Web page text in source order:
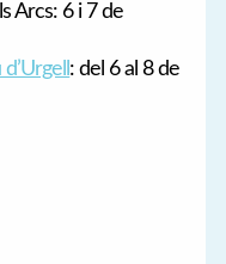
Arcs: 6 i 7 de
: del 6 al 8 de